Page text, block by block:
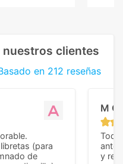
nuestros clientes
en 212 reseñas
(para
de
M C
Todo
y